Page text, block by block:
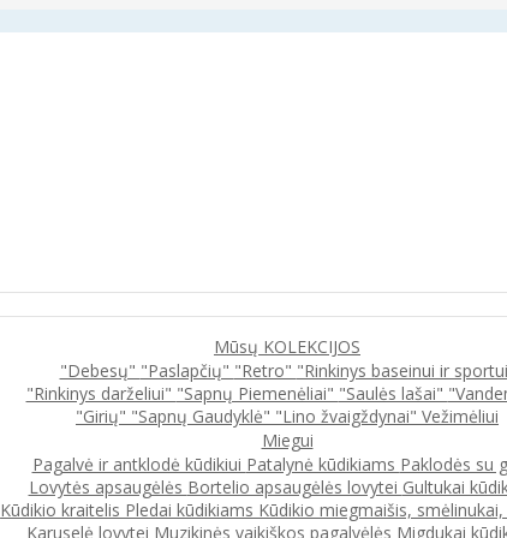
Mūsų KOLEKCIJOS
"Debesų" "Paslapčių" "Retro" "Rinkinys baseinui ir
"Rinkinys darželiui" "Sapnų Piemenėliai" "Saulės lašai"
"Girių" "Sapnų Gaudyklė" "Lino žvaigždynai" Vežimėliui
Miegui
Pagalvė ir antklodė kūdikiui Patalynė kūdikiams Paklodės su
Lovytės apsaugėlės Bortelio apsaugėlės lovytei Gultukai
Kūdikio kraitelis Pledai kūdikiams Kūdikio miegmaišis,
Karuselė lovytei Muzikinės vaikiškos pagalvėlės Migdukai